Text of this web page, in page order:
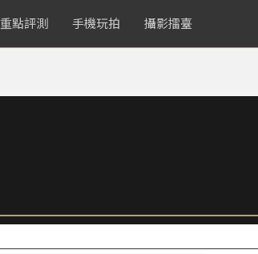
重點評測 手機玩拍 攝影擂臺